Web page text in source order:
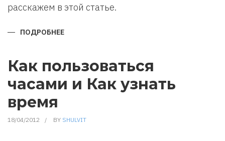
расскажем в этой статье.
ПОДРОБНЕЕ
Как пользоваться
часами и Как узнать
время
18/04/2012 BY SHULVIT